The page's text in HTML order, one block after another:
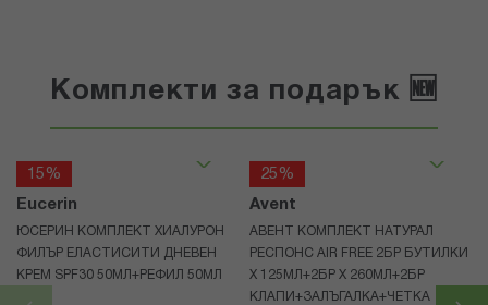
Комплекти за подарък 🆕
15%
Eucerin
ЮСЕРИН КОМПЛЕКТ ХИАЛУРОН
ФИЛЪР ЕЛАСТИСИТИ ДНЕВЕН
КРЕМ SPF30 50МЛ+РЕФИЛ 50МЛ
25%
Avent
АВЕНТ КОМПЛЕКТ НАТУРАЛ
РЕСПОНС AIR FREE 2БР БУТИЛКИ
Х 125МЛ+2БР Х 260МЛ+2БР
КЛАПИ+ЗАЛЪГАЛКА+ЧЕТКА